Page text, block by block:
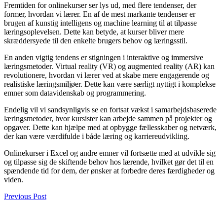
Fremtiden for onlinekurser ser lys ud, med flere tendenser, der
former, hvordan vi lærer. En af de mest markante tendenser er
brugen af kunstig intelligens og machine learning til at tilpasse
læringsoplevelsen. Dette kan betyde, at kurser bliver mere
skræddersyede til den enkelte brugers behov og læringsstil.
En anden vigtig tendens er stigningen i interaktive og immersive
læringsmetoder. Virtual reality (VR) og augmented reality (AR) kan
revolutionere, hvordan vi lærer ved at skabe mere engagerende og
realistiske læringsmiljøer. Dette kan være særligt nyttigt i komplekse
emner som datavidenskab og programmering.
Endelig vil vi sandsynligvis se en fortsat vækst i samarbejdsbaserede
læringsmetoder, hvor kursister kan arbejde sammen på projekter og
opgaver. Dette kan hjælpe med at opbygge fællesskaber og netværk,
der kan være værdifulde i både læring og karriereudvikling.
Onlinekurser i Excel og andre emner vil fortsætte med at udvikle sig
og tilpasse sig de skiftende behov hos lærende, hvilket gør det til en
spændende tid for dem, der ønsker at forbedre deres færdigheder og
viden.
Previous Post